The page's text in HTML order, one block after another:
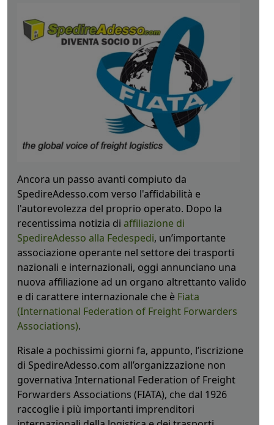
Ancora un passo avanti compiuto da
SpedireAdesso.com verso l'affidabilità e
l'autorevolezza del proprio operato. Dopo la
recentissima notizia di affiliazione di
SpedireAdesso alla Fedespedi, un’importante
associazione operante nel settore dei trasporti
nazionali e internazionali, oggi annunciano una
nuova affiliazione ad un organo altrettanto valido
e di carattere internazionale che è Fiata
(International Federation of Freight Forwarders
Associations).
Risale a pochissimi giorni fa, appunto, l’iscrizione
di SpedireAdesso.com all’organizzazione non
governativa International Federation of Freight
Forwarders Associations (FIATA), che dal 1926
raccoglie i più importanti imprenditori